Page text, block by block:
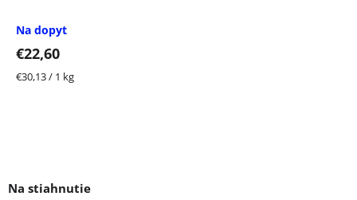
Na dopyt
€22,60
Jednotková
€30,13 / 1 kg